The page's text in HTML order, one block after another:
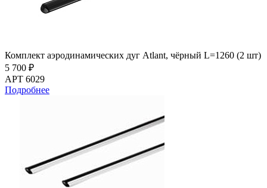
Комплект аэродинамических дуг Atlant, чёрный L=1260 (2 шт)
5 700 ₽
АРТ 6029
Подробнее